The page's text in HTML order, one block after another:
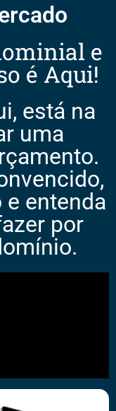
e
é Aqui!
está na
uma
entenda
por